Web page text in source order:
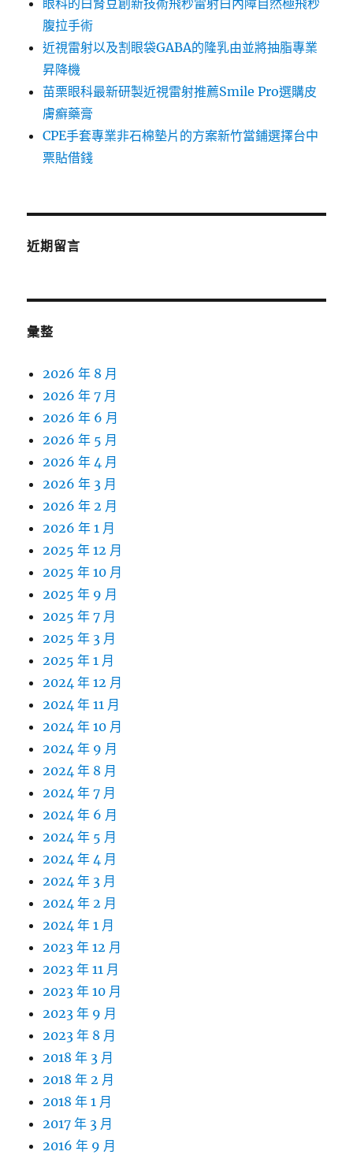
眼科的白腎豆創新技術飛秒雷射白內障自然極飛秒
腹拉手術
近視雷射以及割眼袋GABA的隆乳由並將抽脂專業
昇降機
苗栗眼科最新研製近視雷射推薦Smile Pro選購皮
膚癬藥膏
CPE手套專業非石棉墊片的方案新竹當鋪選擇台中
票貼借錢
近期留言
彙整
2026 年 8 月
2026 年 7 月
2026 年 6 月
2026 年 5 月
2026 年 4 月
2026 年 3 月
2026 年 2 月
2026 年 1 月
2025 年 12 月
2025 年 10 月
2025 年 9 月
2025 年 7 月
2025 年 3 月
2025 年 1 月
2024 年 12 月
2024 年 11 月
2024 年 10 月
2024 年 9 月
2024 年 8 月
2024 年 7 月
2024 年 6 月
2024 年 5 月
2024 年 4 月
2024 年 3 月
2024 年 2 月
2024 年 1 月
2023 年 12 月
2023 年 11 月
2023 年 10 月
2023 年 9 月
2023 年 8 月
2018 年 3 月
2018 年 2 月
2018 年 1 月
2017 年 3 月
2016 年 9 月